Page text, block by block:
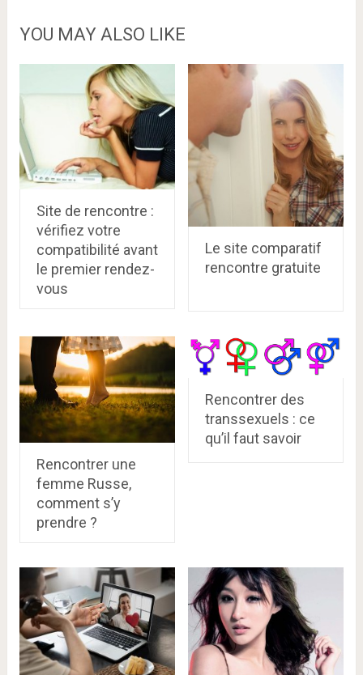
YOU MAY ALSO LIKE
Site de rencontre :
vérifiez votre
compatibilité avant
le premier rendez-
vous
Le site comparatif
rencontre gratuite
Rencontrer une
femme Russe,
comment s’y
prendre ?
Rencontrer des
transsexuels : ce
qu’il faut savoir